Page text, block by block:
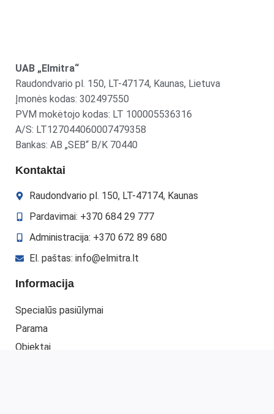
UAB „Elmitra“
Raudondvario pl. 150, LT-47174, Kaunas, Lietuva
Įmonės kodas: 302497550
PVM mokėtojo kodas: LT 100005536316
A/S: LT127044060007479358
Bankas: AB „SEB“ B/K 70440
Kontaktai
Raudondvario pl. 150, LT-47174, Kaunas
Pardavimai: +370 684 29 777
Administracija: +370 672 89 680
El. paštas: info@elmitra.lt
Informacija
Specialūs pasiūlymai
Parama
Objektai